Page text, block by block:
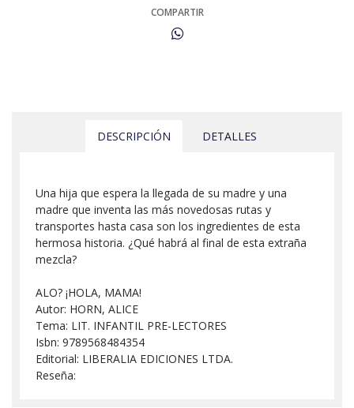
COMPARTIR
DESCRIPCIÓN DETALLES
Una hija que espera la llegada de su madre y una
madre que inventa las más novedosas rutas y
transportes hasta casa son los ingredientes de esta
hermosa historia. ¿Qué habrá al final de esta extraña
mezcla?
ALO? ¡HOLA, MAMA!
Autor: HORN, ALICE
Tema: LIT. INFANTIL PRE-LECTORES
Isbn: 9789568484354
Editorial: LIBERALIA EDICIONES LTDA.
Reseña: